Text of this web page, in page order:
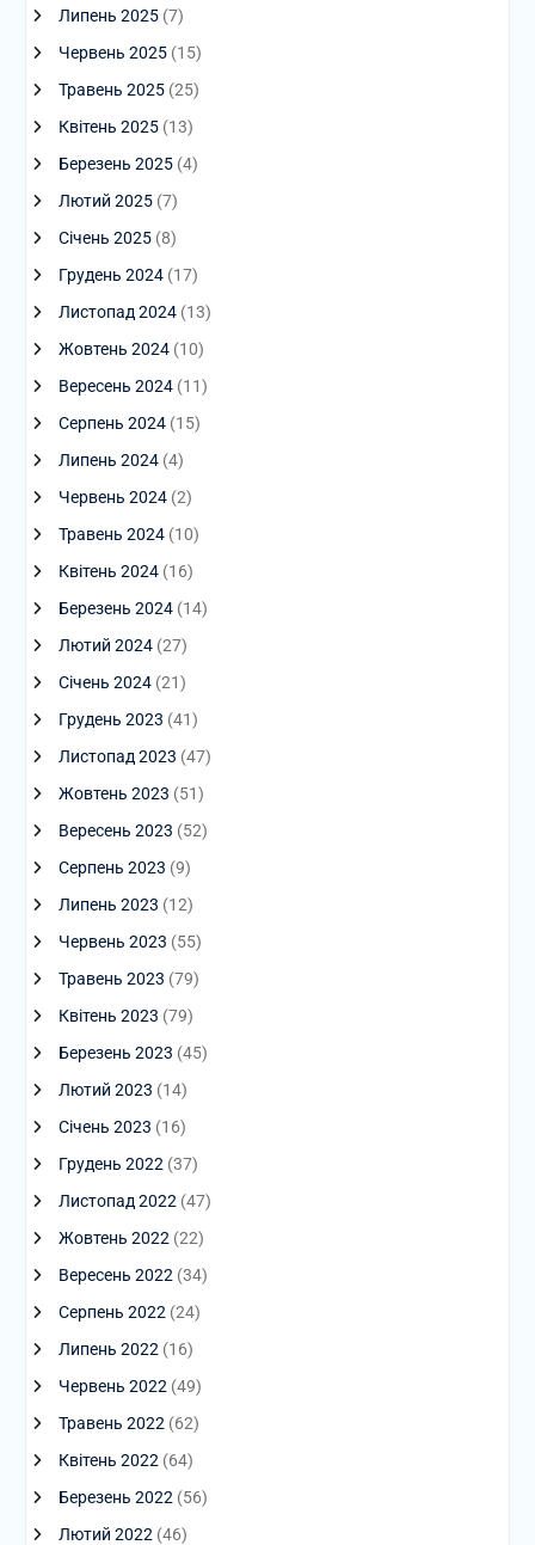
Липень 2025(7)
Червень 2025(15)
Травень 2025(25)
Квітень 2025(13)
Березень 2025(4)
Лютий 2025(7)
Січень 2025(8)
Грудень 2024(17)
Листопад 2024(13)
Жовтень 2024(10)
Вересень 2024(11)
Серпень 2024(15)
Липень 2024(4)
Червень 2024(2)
Травень 2024(10)
Квітень 2024(16)
Березень 2024(14)
Лютий 2024(27)
Січень 2024(21)
Грудень 2023 (41)
Листопад 2023 (47)
Жовтень 2023 (51)
Вересень 2023 (52)
Серпень 2023 (9)
Липень 2023 (12)
Червень 2023 (55)
Травень 2023 (79)
Квітень 2023 (79)
Березень 2023 (45)
Лютий 2023 (14)
Січень 2023 (16)
Грудень 2022 (37)
Листопад 2022 (47)
Жовтень 2022 (22)
Вересень 2022 (34)
Серпень 2022 (24)
Липень 2022 (16)
Червень 2022 (49)
Травень 2022 (62)
Квітень 2022 (64)
Березень 2022 (56)
Лютий 2022 (46)